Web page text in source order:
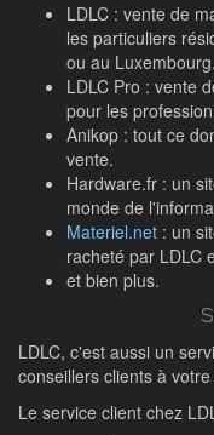
LDLC : vente de
les particuliers
ou au Luxembourg.
LDLC Pro : vente
pour les
Anikop : tout ce
vente.
Hardware.fr : un
monde de
Materiel.net : un
racheté par LDLC
et bien plus.
LDLC, c'est aussi un
conseillers clients à
Le service client chez